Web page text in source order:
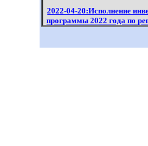
2022-04-20:Исполнение
программы 2022 года по
услугам за 1 квартал
2022-04-18:Информация